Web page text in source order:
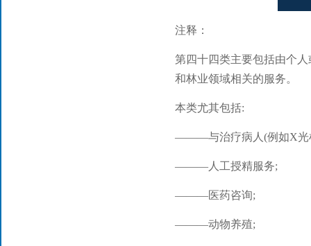
注释：
第四十四类主要包括由个
和林业领域相关的服务。
本类尤其包括:
———与治疗病人(例如X光
———人工授精服务;
———医药咨询;
———动物养殖;